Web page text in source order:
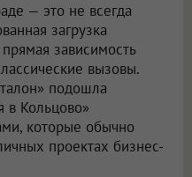
— это не всегда
загрузка
зависимость
вызовы.
подошла
в Кольцово»
которые обычно
проектах бизнес-